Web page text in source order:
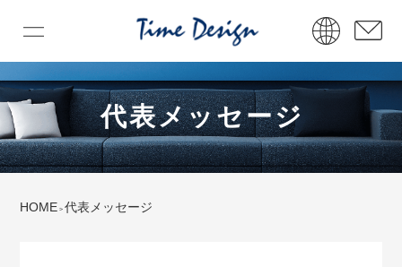
代表メッセージ
HOME 代表メッセージ